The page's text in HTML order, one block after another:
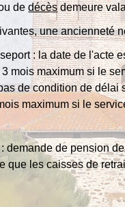
dedécèsdemeure
une ancienneté
: la date de l'acte
mois maximum si le
de condition de
maximum si le
demande de pension
que les caisses de